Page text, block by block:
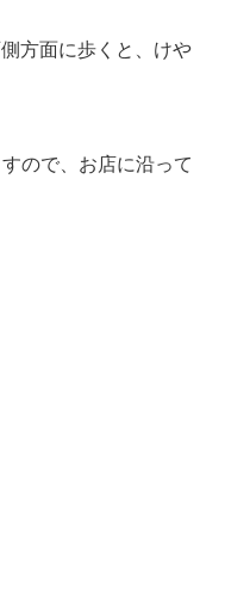
方面に歩くと、けや
ので、お店に沿って